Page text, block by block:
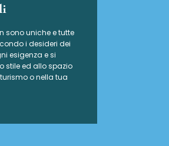
sono uniche e tutte
i desideri dei
esigenza e si
stile ed allo spazio
o nella tua